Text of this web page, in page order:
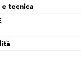
e tecnica